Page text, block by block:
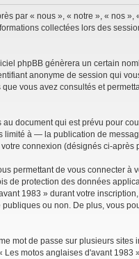
par « nous », « notre », « nos »,
collectées lors des
phpBB génèrera un certain
anonyme de session qui
vous avez consultés et
document qui est prévu pour
à — la publication de
connexion (désignés ci-après
permettant de vous connecter à
de protection des données
1983 » durant votre
ou non. De plus, vous
mot de passe sur plusieurs sites
motos anglaises d'avant 1983